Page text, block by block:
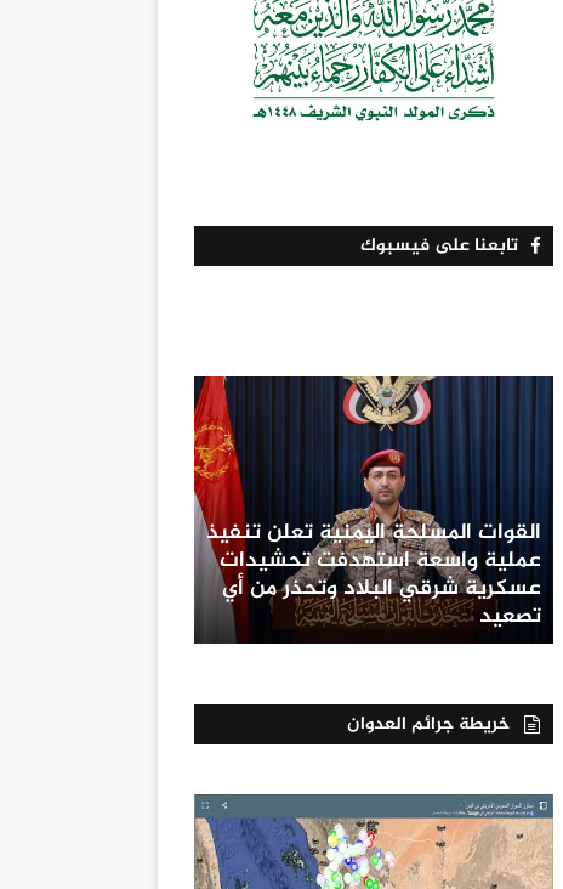
تابعنا على فيسبوك
القوات المسلحة اليمنية تعلن تنفيذ
عملية واسعة استهدفت تحشيدات
عسكرية شرقي البلاد وتحذر من أي
تصعيد
خريطة جرائم العدوان